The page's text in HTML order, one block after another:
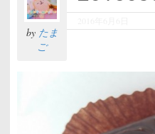
by たま
ご